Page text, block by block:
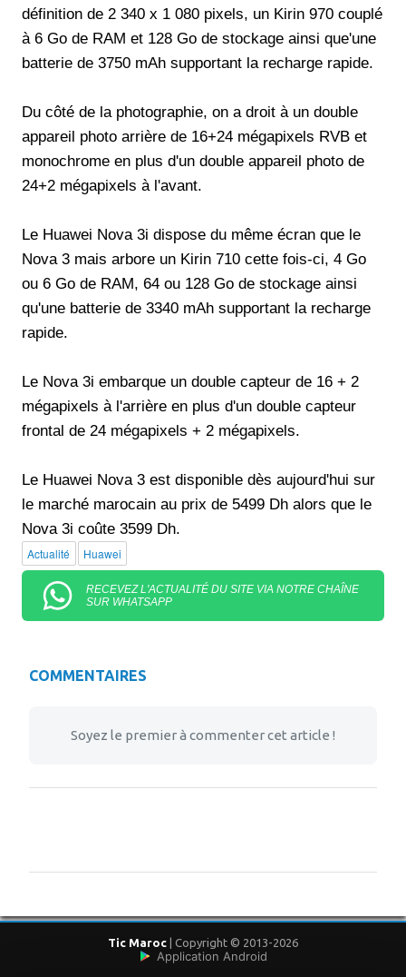
définition de 2 340 x 1 080 pixels, un Kirin 970 couplé
à 6 Go de RAM et 128 Go de stockage ainsi que'une
batterie de 3750 mAh supportant la recharge rapide.
Du côté de la photographie, on a droit à un double
appareil photo arrière de 16+24 mégapixels RVB et
monochrome en plus d'un double appareil photo de
24+2 mégapixels à l'avant.
Le Huawei Nova 3i dispose du même écran que le
Nova 3 mais arbore un Kirin 710 cette fois-ci, 4 Go
ou 6 Go de RAM, 64 ou 128 Go de stockage ainsi
qu'une batterie de 3340 mAh supportant la recharge
rapide.
Le Nova 3i embarque un double capteur de 16 + 2
mégapixels à l'arrière en plus d'un double capteur
frontal de 24 mégapixels + 2 mégapixels.
Le Huawei Nova 3 est disponible dès aujourd'hui sur
le marché marocain au prix de 5499 Dh alors que le
Nova 3i coûte 3599 Dh.
Actualité Huawei
RECEVEZ L'ACTUALITÉ DU SITE VIA NOTRE CHAÎNE
SUR WHATSAPP
COMMENTAIRES
Soyez le premier à commenter cet article !
Tic Maroc | Copyright © 2013-2026
Application Android